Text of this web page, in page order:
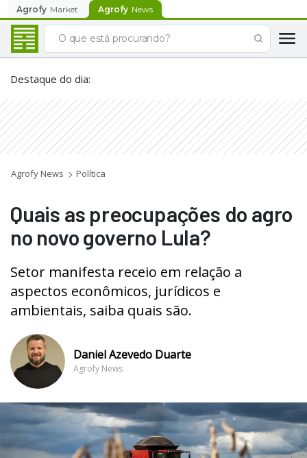
Agrofy Market Agrofy News
Destaque do dia:
Agrofy News Política
Quais as preocupações do agro
no novo governo Lula?
Setor manifesta receio em relação a
aspectos econômicos, jurídicos e
ambientais, saiba quais são.
Daniel Azevedo Duarte
Agrofy News